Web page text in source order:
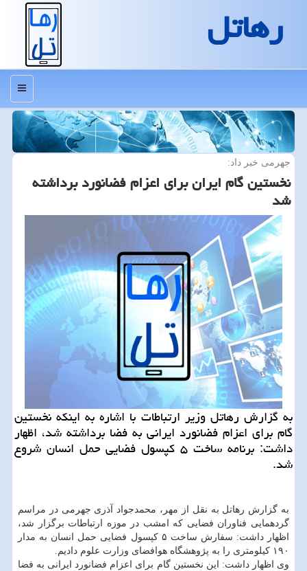
رهاتل
منو
جهرمی خبر داد:
نخستین گام ایران برای اعزام فضانورد برداشته
شد
به گزارش رهاتل وزیر ارتباطات با اشاره به اینكه نخستین
گام برای اعزام فضانورد ایرانی به فضا برداشته شد، اظهار
داشت: برنامه ساخت ۵ كپسول فضایی حمل انسان شروع
شد.
به گزارش رهاتل به نقل از مهر، محمدجواد آذری جهرمی در مراسم
گردهمایی فناوران فضایی كه امشب در موزه ارتباطات برگزار شد،
اظهار داشت: سفارش ساخت ۵ كپسول فضایی حمل انسان به مدار
۱۹۰ كیلومتری را به پژوهشگاه هوافضای وزارت علوم دادیم.
وی اظهار داشت: این نخستین گام برای اعزام فضانورد ایرانی به فضا